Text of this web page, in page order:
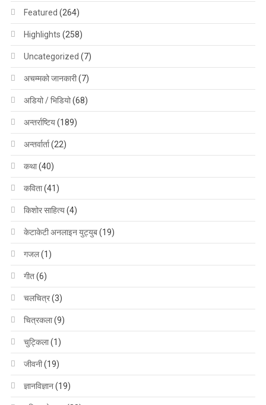
Featured (264)
Highlights (258)
Uncategorized (7)
अचम्मको जानकारी(7)
अडियो / भिडियो(68)
अन्तर्राष्टिय(189)
अन्तर्वार्ता(22)
कथा(40)
कविता(41)
किशोर साहित्य(4)
केटाकेटी अनलाइन युट्युब(19)
गजल(1)
गीत(6)
चलचित्र(3)
चित्रकला(9)
चुट्किला(1)
जीवनी(19)
ज्ञानविज्ञान(19)